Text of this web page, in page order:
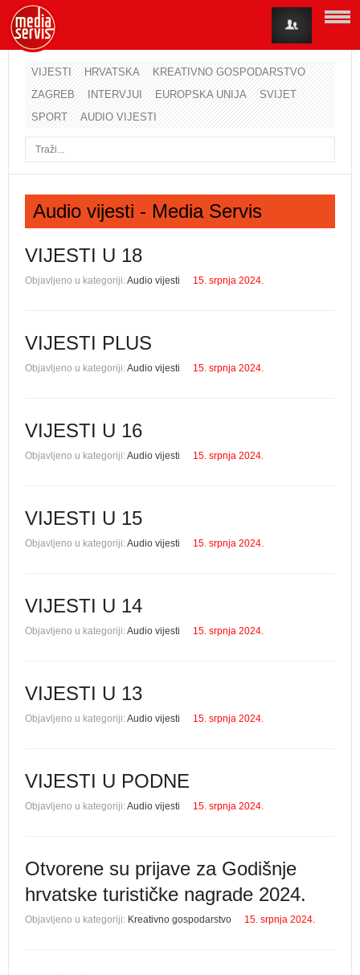
VIJESTI HRVATSKA
KREATIVNO GOSPODARSTVO
ZAGREB
INTERVJUI EUROPSKA UNIJA
SVIJET
SPORT
AUDIO VIJESTI
Audio vijesti - Media Servis
VIJESTI U 18
Objavljeno u kategoriji:Audio vijesti 15. srpnja 2024.
VIJESTI PLUS
Objavljeno u kategoriji:Audio vijesti 15. srpnja 2024.
VIJESTI U 16
Objavljeno u kategoriji:Audio vijesti 15. srpnja 2024.
VIJESTI U 15
Objavljeno u kategoriji:Audio vijesti 15. srpnja 2024.
VIJESTI U 14
Objavljeno u kategoriji:Audio vijesti 15. srpnja 2024.
VIJESTI U 13
Objavljeno u kategoriji:Audio vijesti 15. srpnja 2024.
VIJESTI U PODNE
Objavljeno u kategoriji:Audio vijesti 15. srpnja 2024.
Otvorene su prijave za Godišnje
hrvatske turističke nagrade 2024.
Objavljeno u kategoriji: Kreativno gospodarstvo 15. srpnja 2024.
Korisničko ime
Lozinka
Zaboravili ste lozinku?